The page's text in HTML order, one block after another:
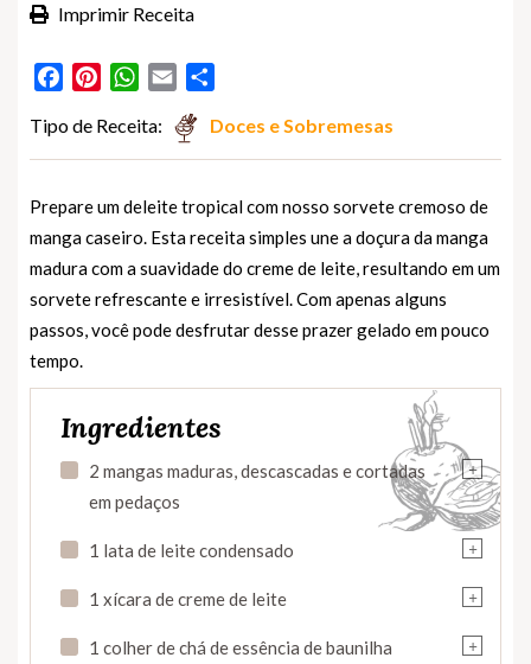
Imprimir Receita
FacebookPinterestWhatsApp
Email
Tipo de Receita: Doces e Sobremesas
Prepare um deleite tropical com nosso sorvete cremoso de
manga caseiro. Esta receita simples une a doçura da manga
madura com a suavidade do creme de leite, resultando em um
sorvete refrescante e irresistível. Com apenas alguns
passos, você pode desfrutar desse prazer gelado em pouco
tempo.
Ingredientes
+
2 mangas maduras, descascadas e cortadas
em pedaços
+
1 lata de leite condensado
+
1 xícara de creme de leite
+
1 colher de chá de essência de baunilha